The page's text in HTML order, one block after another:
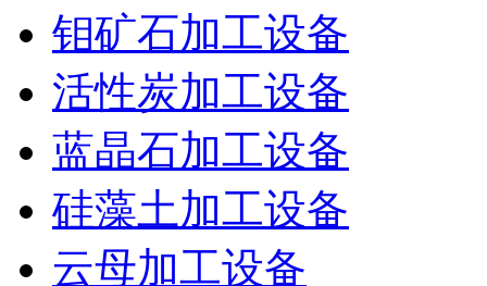
钼矿石加工设备
活性炭加工设备
蓝晶石加工设备
硅藻土加工设备
云母加工设备